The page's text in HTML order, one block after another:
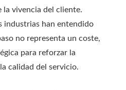
vivencia del cliente.
industrias han entendido
no representa un coste,
para reforzar la
calidad del servicio.